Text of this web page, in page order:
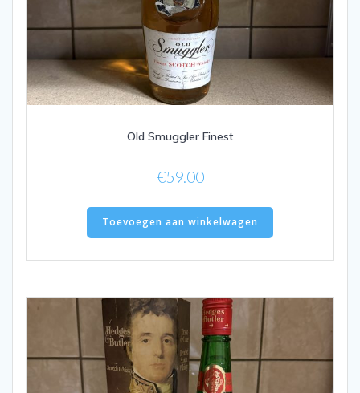
Old Smuggler Finest
€59.00
Toevoegen aan winkelwagen